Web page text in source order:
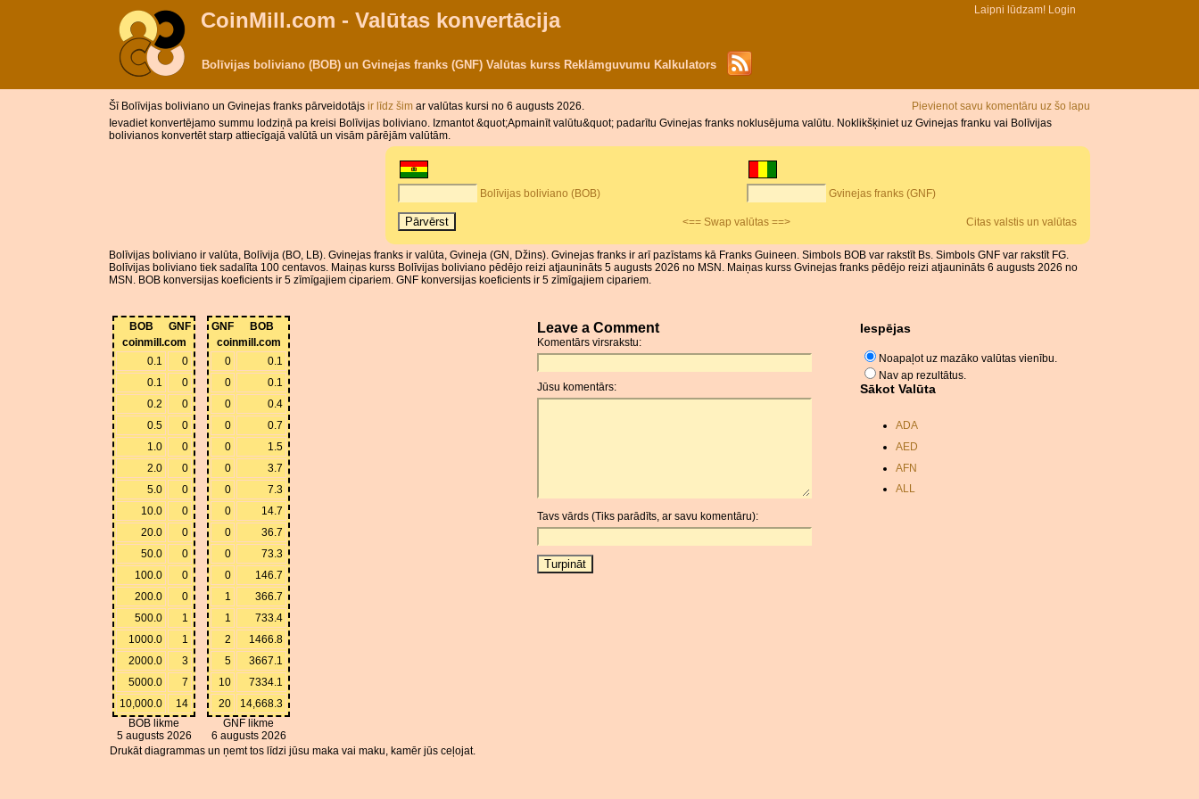
CoinMill.com - Valūtas konvertācija Laipni lūdzam! Login
Bolīvijas boliviano (BOB) un Gvinejas franks (GNF) Valūtas kurss Reklāmguvumu Kalkulators
Pievienot savu komentāru uz šo lapu
Šī Bolīvijas boliviano un Gvinejas franks pārveidotājs ir līdz šim ar valūtas kursi no 6 augusts 2026.
Ievadiet konvertējamo summu lodziņā pa kreisi Bolīvijas boliviano. Izmantot &quot;Apmainīt valūtu&quot; padarītu Gvinejas franks noklusējuma valūtu. Noklikšķiniet uz Gvinejas franku vai Bolīvijas
bolivianos konvertēt starp attiecīgajā valūtā un visām pārējām valūtām.
Bolīvijas boliviano (BOB) Gvinejas franks (GNF)
<== Swap valūtas ==> Citas valstis un valūtas
Bolīvijas boliviano ir valūta, Bolīvija (BO, LB). Gvinejas franks ir valūta, Gvineja (GN, Džins). Gvinejas franks ir arī pazīstams kā Franks Guineen. Simbols BOB var rakstīt Bs. Simbols GNF var rakstīt FG.
Bolīvijas boliviano tiek sadalīta 100 centavos. Maiņas kurss Bolīvijas boliviano pēdējo reizi atjaunināts 5 augusts 2026 no MSN. Maiņas kurss Gvinejas franks pēdējo reizi atjaunināts 6 augusts 2026 no
MSN. BOB konversijas koeficients ir 5 zīmīgajiem cipariem. GNF konversijas koeficients ir 5 zīmīgajiem cipariem.
BOB
GNF
coinmill.com
0.1
0
0.1
0
0.2
0
0.5
0
1.0
0
2.0
0
5.0
0
10.0
0
20.0
0
50.0
0
100.0
0
200.0
0
500.0
1
1000.0
1
2000.0
3
5000.0
7
10,000.0
14
BOB likme
5 augusts 2026
GNF
BOB
coinmill.com
0
0.1
0
0.1
0
0.4
0
0.7
0
1.5
0
3.7
0
7.3
0
14.7
0
36.7
0
73.3
0
146.7
1
366.7
1
733.4
2
1466.8
5
3667.1
10
7334.1
20
14,668.3
GNF likme
6 augusts 2026
Drukāt diagrammas un ņemt tos līdzi jūsu maka vai maku, kamēr jūs ceļojat.
Leave a Comment
Komentārs virsrakstu:
Jūsu komentārs:
Tavs vārds (Tiks parādīts, ar savu komentāru):
Iespējas
Noapaļot uz mazāko valūtas vienību.
Nav ap rezultātus.
Sākot Valūta
ADA
AED
AFN
ALL